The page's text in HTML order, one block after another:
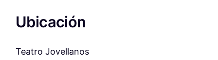
Ubicación
Teatro Jovellanos